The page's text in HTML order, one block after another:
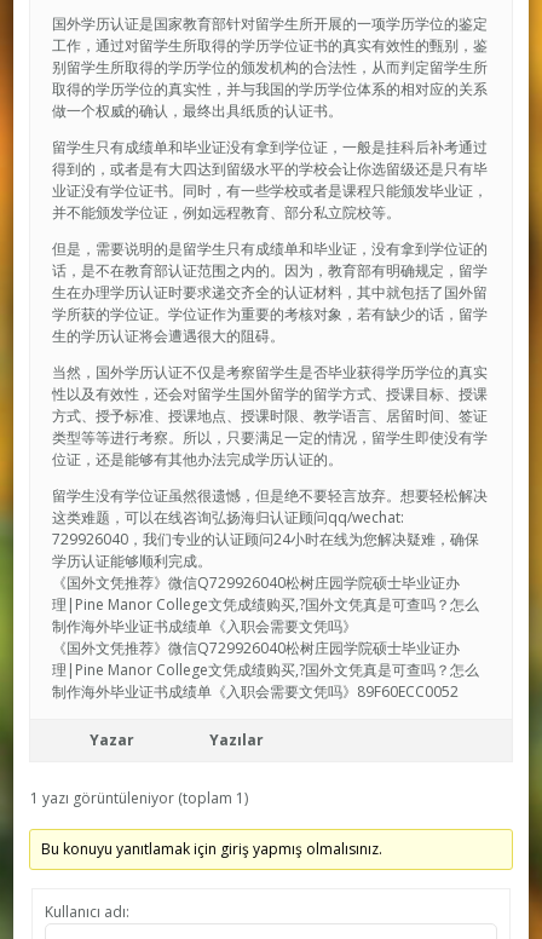
国外学历认证是国家教育部针对留学生所开展的一项学历学位的鉴定
工作，通过对留学生所取得的学历学位证书的真实有效性的甄别，鉴
别留学生所取得的学历学位的颁发机构的合法性，从而判定留学生所
取得的学历学位的真实性，并与我国的学历学位体系的相对应的关系
做一个权威的确认，最终出具纸质的认证书。
留学生只有成绩单和毕业证没有拿到学位证，一般是挂科后补考通过
得到的，或者是有大四达到留级水平的学校会让你选留级还是只有毕
业证没有学位证书。同时，有一些学校或者是课程只能颁发毕业证，
并不能颁发学位证，例如远程教育、部分私立院校等。
但是，需要说明的是留学生只有成绩单和毕业证，没有拿到学位证的
话，是不在教育部认证范围之内的。因为，教育部有明确规定，留学
生在办理学历认证时要求递交齐全的认证材料，其中就包括了国外留
学所获的学位证。学位证作为重要的考核对象，若有缺少的话，留学
生的学历认证将会遭遇很大的阻碍。
当然，国外学历认证不仅是考察留学生是否毕业获得学历学位的真实
性以及有效性，还会对留学生国外留学的留学方式、授课目标、授课
方式、授予标准、授课地点、授课时限、教学语言、居留时间、签证
类型等等进行考察。所以，只要满足一定的情况，留学生即使没有学
位证，还是能够有其他办法完成学历认证的。
留学生没有学位证虽然很遗憾，但是绝不要轻言放弃。想要轻松解决
这类难题，可以在线咨询弘扬海归认证顾问qq/wechat:
729926040，我们专业的认证顾问24小时在线为您解决疑难，确保
学历认证能够顺利完成。
《国外文凭推荐》微信Q729926040松树庄园学院硕士毕业证办
理|Pine Manor College文凭成绩购买,?国外文凭真是可查吗？怎么
制作海外毕业证书成绩单《入职会需要文凭吗》
《国外文凭推荐》微信Q729926040松树庄园学院硕士毕业证办
理|Pine Manor College文凭成绩购买,?国外文凭真是可查吗？怎么
制作海外毕业证书成绩单《入职会需要文凭吗》89F60ECC0052
Yazar Yazılar
1 yazı görüntüleniyor (toplam 1)
Bu konuyu yanıtlamak için giriş yapmış olmalısınız.
Kullanıcı adı: